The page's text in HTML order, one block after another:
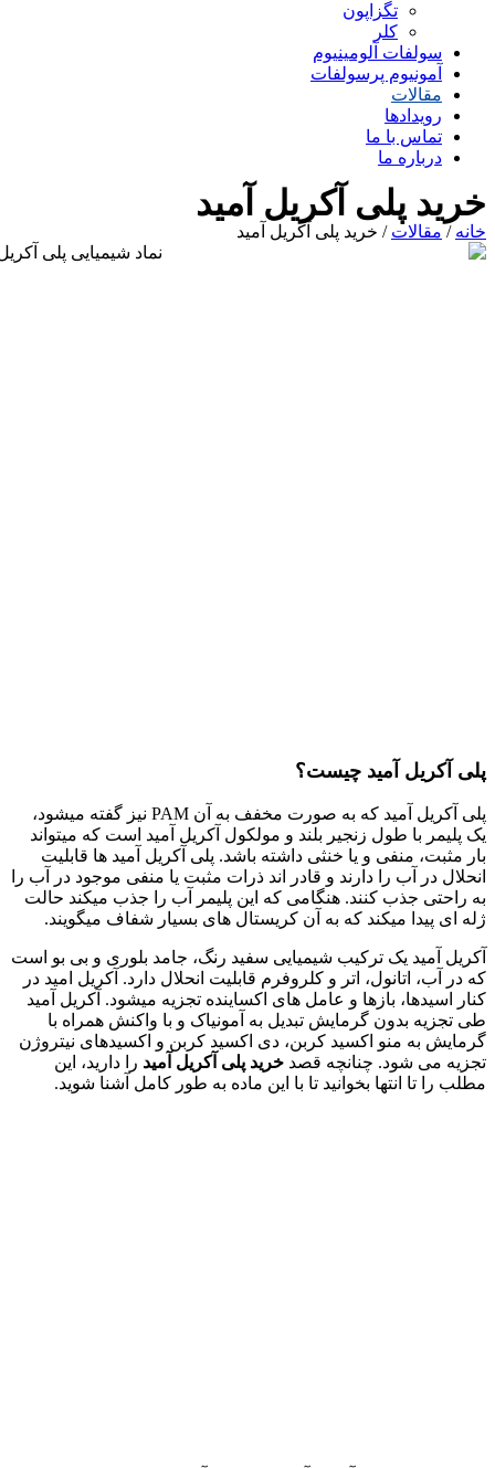
تگزاپون
کلر
سولفات آلومینیوم
آمونیوم پرسولفات
مقالات
رویدادها
تماس با ما
درباره ما
خرید پلی آکریل آمید
خانه / مقالات / خرید پلی آکریل آمید
پلی آکریل آمید چیست؟
پلی آکریل آمید که به صورت مخفف به آن PAM نیز گفته میشود،
یک پلیمر با طول زنجیر بلند و مولکول آکریل آمید است که میتواند
بار مثبت، منفی و یا خنثی داشته باشد. پلی آکریل آمید ها قابلیت
انحلال در آب را دارند و قادر اند ذرات مثبت یا منفی موجود در آب را
به راحتی جذب کنند. هنگامی که این پلیمر آب را جذب میکند حالت
ژله ای پیدا میکند که به آن کریستال های بسیار شفاف میگویند.
آکریل آمید یک ترکیب شیمیایی سفید رنگ، جامد بلوری و بی بو است
که در آب، اتانول، اتر و کلروفرم قابلیت انحلال دارد. آکریل امید در
کنار اسیدها، بازها و عامل های اکساینده تجزیه میشود. آکریل آمید
طی تجزیه بدون گرمایش تبدیل به آمونیاک و با واکنش همراه با
گرمایش به منو اکسید کربن، دی اکسید کربن و اکسیدهای نیتروژن
تجزیه می شود. چنانچه قصد خرید پلی آکریل آمید را دارید، این
مطلب را تا انتها بخوانید تا با این ماده به طور کامل آشنا شوید.